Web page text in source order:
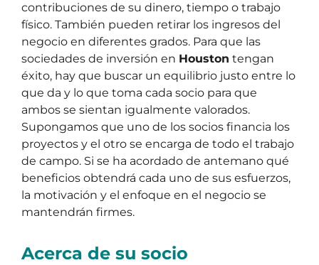
contribuciones de su dinero, tiempo o trabajo
físico. También pueden retirar los ingresos del
negocio en diferentes grados. Para que las
sociedades de inversión en Houston tengan
éxito, hay que buscar un equilibrio justo entre lo
que da y lo que toma cada socio para que
ambos se sientan igualmente valorados.
Supongamos que uno de los socios financia los
proyectos y el otro se encarga de todo el trabajo
de campo. Si se ha acordado de antemano qué
beneficios obtendrá cada uno de sus esfuerzos,
la motivación y el enfoque en el negocio se
mantendrán firmes.
Acerca de su socio